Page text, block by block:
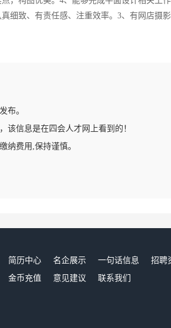
细致、有责任感、注重效率。3、有网店摄
布。
该信息是在四会人才网上看到的！
纳费用,保持谨慎。
简历中心 名企展示 一句话信息 招聘
金币充值 意见建议 联系我们